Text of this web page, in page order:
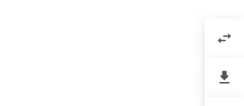
swap_horiz
file_download